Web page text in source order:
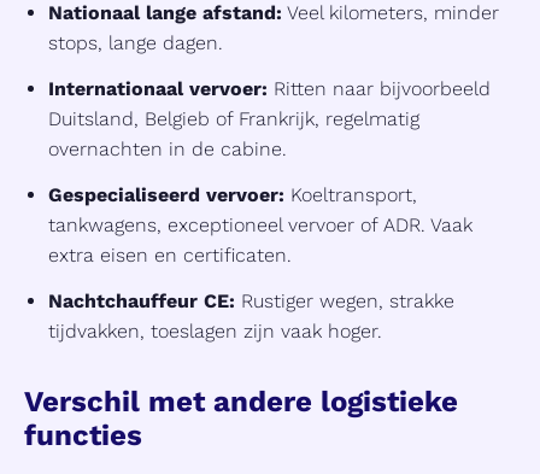
Nationaal lange afstand: Veel kilometers, minder
stops, lange dagen.
Internationaal vervoer: Ritten naar bijvoorbeeld
Duitsland, Belgieb of Frankrijk, regelmatig
overnachten in de cabine.
Gespecialiseerd vervoer: Koeltransport,
tankwagens, exceptioneel vervoer of ADR. Vaak
extra eisen en certificaten.
Nachtchauffeur CE: Rustiger wegen, strakke
tijdvakken, toeslagen zijn vaak hoger.
Verschil met andere logistieke
functies